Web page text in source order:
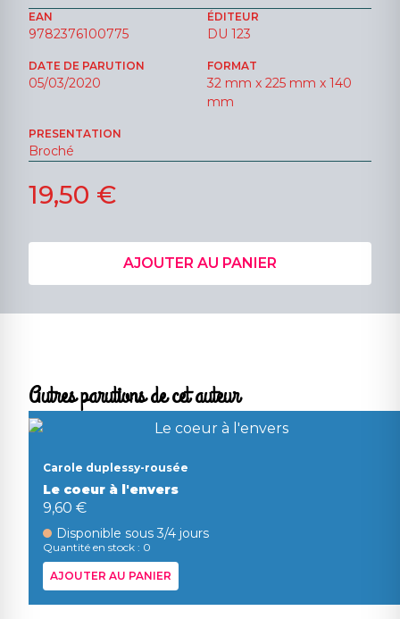
EAN
9782376100775
ÉDITEUR
DU 123
DATE DE PARUTION
05/03/2020
FORMAT
32 mm x 225 mm x 140
mm
PRESENTATION
Broché
19,50 €
AJOUTER AU PANIER
Autres parutions de cet auteur
Carole duplessy-rousée
Le coeur à l'envers
9,60 €
Disponible sous 3/4 jours
Quantité en stock : 0
AJOUTER AU PANIER